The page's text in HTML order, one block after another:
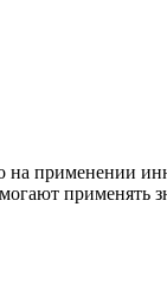
применении
применять